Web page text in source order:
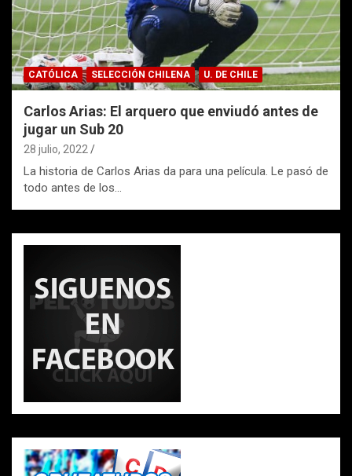
CATÓLICA SELECCIÓN CHILENA U. DE CHILE
Carlos Arias: El arquero que enviudó antes de
jugar un Sub 20
28 julio, 2022
La historia de Carlos Arias da para una película. Le pasó de
todo antes de los…